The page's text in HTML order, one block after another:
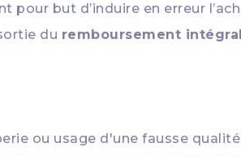
pour but d’induire en erreur
du remboursement intégral
ou usage d'une fausse